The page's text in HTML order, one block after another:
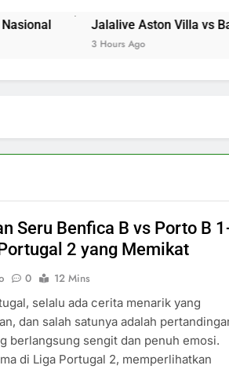
Jalalive Aston Villa vs Bayern
3 Hours Ago
Seru Benfica B vs Porto B
2 yang Memikat
0
12 Mins
selalu ada cerita menarik yang
dan salah satunya adalah
berlangsung sengit dan penuh emosi.
di Liga Portugal 2, memperlihatkan